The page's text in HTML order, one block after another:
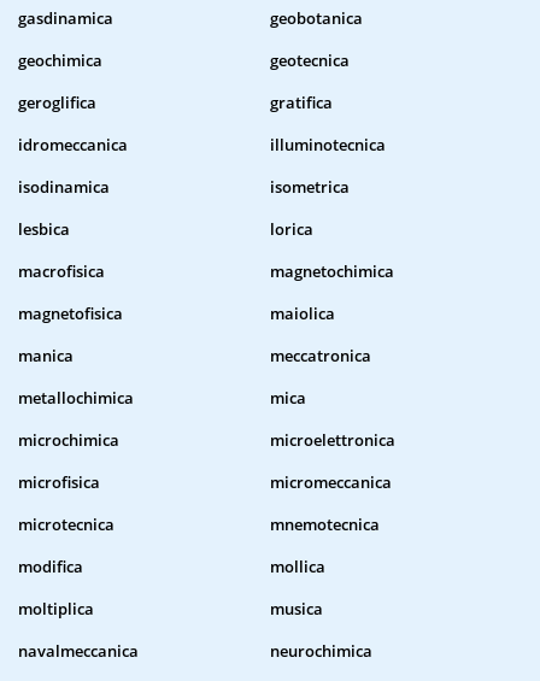
gasdinamica
geobotanica
geochimica
geotecnica
geroglifica
gratifica
idromeccanica
illuminotecnica
isodinamica
isometrica
lesbica
lorica
macrofisica
magnetochimica
magnetofisica
maiolica
manica
meccatronica
metallochimica
mica
microchimica
microelettronica
microfisica
micromeccanica
microtecnica
mnemotecnica
modifica
mollica
moltiplica
musica
navalmeccanica
neurochimica